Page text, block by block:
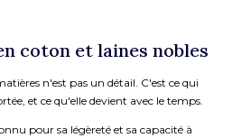
coton et laines nobles
n'est pas un détail. C'est ce qui
et ce qu'elle devient avec le temps.
pour sa légèreté et sa capacité à